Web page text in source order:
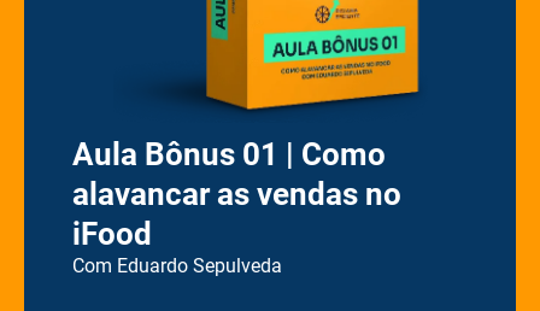
Aula Bônus 01 | Como
alavancar as vendas no
iFood
Com Eduardo Sepulveda